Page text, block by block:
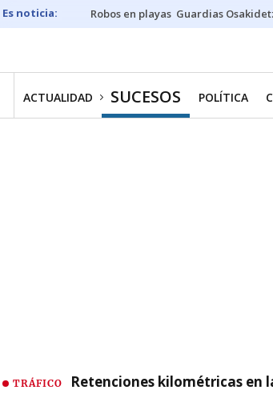
Robos en playas Guardias
ACTUALIDAD SUCESOS POLÍTICA
TRÁFICO Retenciones kilométricas en